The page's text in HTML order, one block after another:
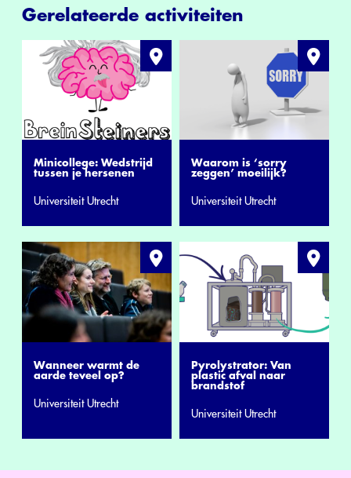
Gerelateerde activiteiten
Minicollege: Wedstrijd
tussen je hersenen
Universiteit Utrecht
Waarom is ‘sorry
zeggen’ moeilijk?
Universiteit Utrecht
Wanneer warmt de
aarde teveel op?
Universiteit Utrecht
Pyrolystrator: Van
plastic afval naar
brandstof
Universiteit Utrecht